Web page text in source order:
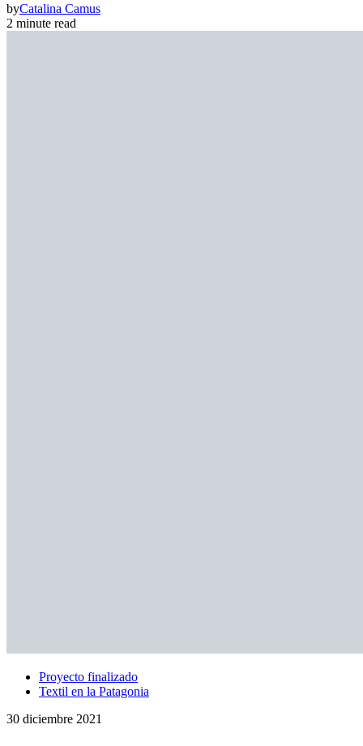
byCatalina Camus
2 minute read
Proyecto finalizado
Textil en la Patagonia
30 diciembre 2021